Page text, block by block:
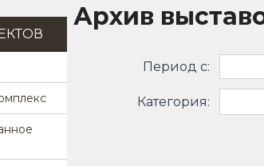
Архив
Период c:
Категория: